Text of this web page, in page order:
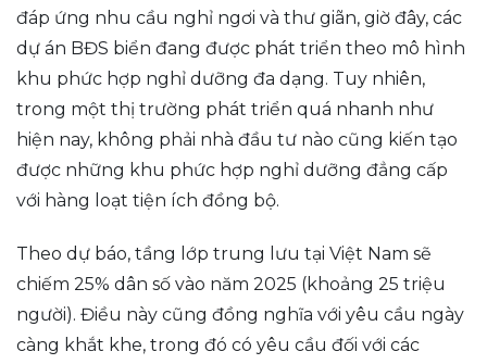
đáp ứng nhu cầu nghỉ ngơi và thư giãn, giờ đây, các
dự án BĐS biển đang được phát triển theo mô hình
khu phức hợp nghỉ dưỡng đa dạng. Tuy nhiên,
trong một thị trường phát triển quá nhanh như
hiện nay, không phải nhà đầu tư nào cũng kiến tạo
được những khu phức hợp nghỉ dưỡng đẳng cấp
với hàng loạt tiện ích đồng bộ.
Theo dự báo, tầng lớp trung lưu tại Việt Nam sẽ
chiếm 25% dân số vào năm 2025 (khoảng 25 triệu
người). Điều này cũng đồng nghĩa với yêu cầu ngày
càng khắt khe, trong đó có yêu cầu đối với các